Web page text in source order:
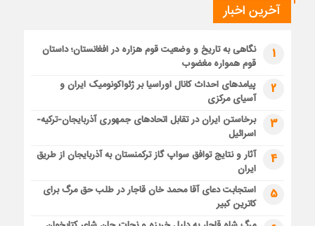
آخرین اخبار
1
نگاهی به تاریخ و وضعیت قوم هزاره در افغانستان؛ داستان
قوم همواره مغضوب
2
پیامدهای احداث کانال اوراسیا بر ژئواکونومیک ایران و
آسیای مرکزی
3
برخاستن ایران در تقابل اتحادهای جمهوری آذربایجان-ترکیه-
اسرائیل
4
آثار و نتایج توافق سواپ گاز ترکمنستان به آذربایجان از طریق
ایران
5
استجابت دعای آقا محمد خان قاجار در طلب حق مرگ برای
کاترین کبیر